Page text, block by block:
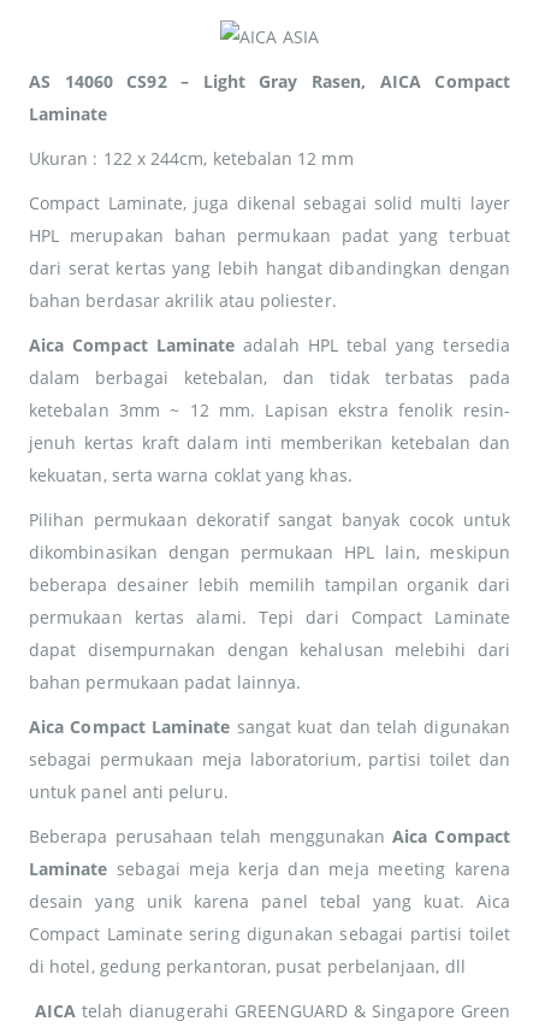
AS 14060 CS92 – Light Gray Rasen, AICA Compact
Laminate
Ukuran : 122 x 244cm, ketebalan 12 mm
Compact Laminate, juga dikenal sebagai solid multi layer
HPL merupakan bahan permukaan padat yang terbuat
dari serat kertas yang lebih hangat dibandingkan dengan
bahan berdasar akrilik atau poliester.
Aica Compact Laminate adalah HPL tebal yang tersedia
dalam berbagai ketebalan, dan tidak terbatas pada
ketebalan 3mm ~ 12 mm. Lapisan ekstra fenolik resin-
jenuh kertas kraft dalam inti memberikan ketebalan dan
kekuatan, serta warna coklat yang khas.
Pilihan permukaan dekoratif sangat banyak cocok untuk
dikombinasikan dengan permukaan HPL lain, meskipun
beberapa desainer lebih memilih tampilan organik dari
permukaan kertas alami. Tepi dari Compact Laminate
dapat disempurnakan dengan kehalusan melebihi dari
bahan permukaan padat lainnya.
Aica Compact Laminate sangat kuat dan telah digunakan
sebagai permukaan meja laboratorium, partisi toilet dan
untuk panel anti peluru.
Beberapa perusahaan telah menggunakanAica Compact
Laminate sebagai meja kerja dan meja meeting karena
desain yang unik karena panel tebal yang kuat. Aica
Compact Laminate sering digunakan sebagai partisi toilet
di hotel, gedung perkantoran, pusat perbelanjaan, dll
AICA telah dianugerahi GREENGUARD & Singapore Green